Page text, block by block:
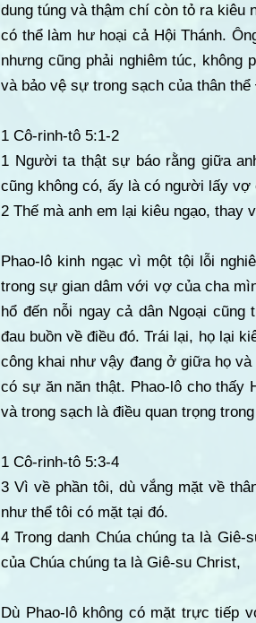
dung túng và thậm chí còn tỏ ra kiêu
có thể làm hư hoại cả Hội Thánh.
nhưng cũng phải nghiêm túc, không
và bảo vệ sự trong sạch của thân
1 Cô-rinh-tô 5:1-2
1 Người ta thật sự báo rằng giữa
cũng không có, ấy là có người lấy vợ
2 Thế mà anh em lại kiêu ngạo, thay
Phao-lô kinh ngạc vì một tội lỗi
trong sự gian dâm với vợ của cha
hổ đến nỗi ngay cả dân Ngoại
đau buồn về điều đó. Trái lại, họ lại
công khai như vậy đang ở giữa họ
có sự ăn năn thật. Phao-lô cho thấy
và trong sạch là điều quan trọng
1 Cô-rinh-tô 5:3-4
3 Vì về phần tôi, dù vắng mặt về
như thể tôi có mặt tại đó.
4 Trong danh Chúa chúng ta là
của Chúa chúng ta là Giê-su Christ,
Dù Phao-lô không có mặt trực tiếp